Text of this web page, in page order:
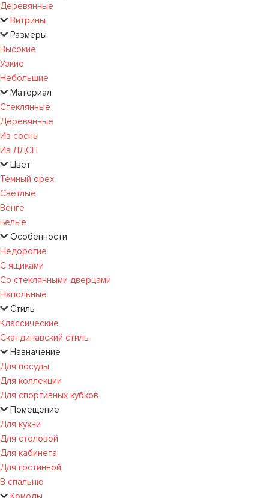
Деревянные
Витрины
Размеры
Высокие
Узкие
Небольшие
Материал
Стеклянные
Деревянные
Из сосны
Из ЛДСП
Цвет
Темный орех
Светлые
Венге
Белые
Особенности
Недорогие
С ящиками
Со стеклянными дверцами
Напольные
Стиль
Классические
Скандинавский стиль
Назначение
Для посуды
Для коллекции
Для спортивных кубков
Помещение
Для кухни
Для столовой
Для кабинета
Для гостинной
В спальню